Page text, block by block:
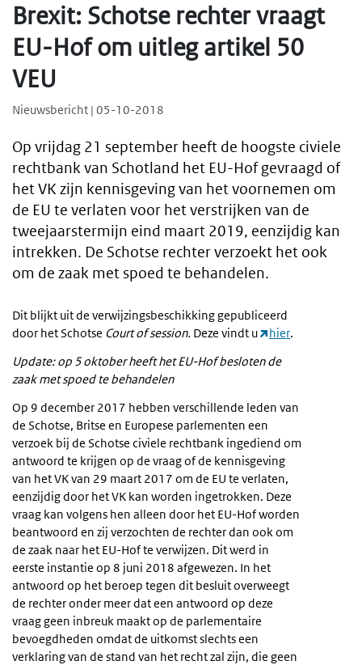
Brexit: Schotse rechter vraagt
EU-Hof om uitleg artikel 50
VEU
Nieuwsbericht | 05-10-2018
Op vrijdag 21 september heeft de hoogste civiele
rechtbank van Schotland het EU-Hof gevraagd of
het VK zijn kennisgeving van het voornemen om
de EU te verlaten voor het verstrijken van de
tweejaarstermijn eind maart 2019, eenzijdig kan
intrekken. De Schotse rechter verzoekt het ook
om de zaak met spoed te behandelen.
Dit blijkt uit de verwijzingsbeschikking gepubliceerd
door het Schotse Court of session. Deze vindt u hier.
Update: op 5 oktober heeft het EU-Hof besloten de
zaak met spoed te behandelen
Op 9 december 2017 hebben verschillende leden van
de Schotse, Britse en Europese parlementen een
verzoek bij de Schotse civiele rechtbank ingediend om
antwoord te krijgen op de vraag of de kennisgeving
van het VK van 29 maart 2017 om de EU te verlaten,
eenzijdig door het VK kan worden ingetrokken. Deze
vraag kan volgens hen alleen door het EU-Hof worden
beantwoord en zij verzochten de rechter dan ook om
de zaak naar het EU-Hof te verwijzen. Dit werd in
eerste instantie op 8 juni 2018 afgewezen. In het
antwoord op het beroep tegen dit besluit overweegt
de rechter onder meer dat een antwoord op deze
vraag geen inbreuk maakt op de parlementaire
bevoegdheden omdat de uitkomst slechts een
verklaring van de stand van het recht zal zijn, die geen